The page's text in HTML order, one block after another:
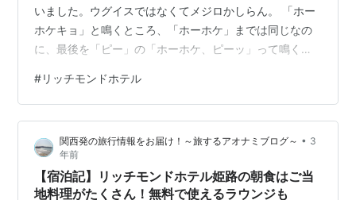
いました。ウグイスではなくてメジロかしらん。 「ホー
ホケキョ」と鳴くところ、「ホーホケ」までは同じなの
に、最後を「ピー」の「ホーホケ、ピーッ」って鳴くウ
「ホーホケ、ピーッ」となって調子が狂います。惜し
い！それともただの音痴？ 多分、河津桜です。分からな
いけど。 桜でんぶみたいなピンク色をしていました。 写
真を撮るのが得意ではないので、きれいに写っていませ
んが、キレイでした。 木蓮の花もそろそろ咲きそうで
す。 週1休みだと全然休まらない。今週末も土…
#リッチモンドホテル
関西発の旅行情報をお届け！～旅するアオナミブログ～ • 3
年前
【宿泊記】リッチモンドホテル姫路の朝食はご当
地料理がたくさん！無料で使えるラウンジも